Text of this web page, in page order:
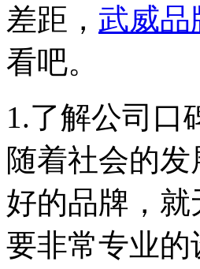
差距， 武威品
看吧。
1.了解公司口
随着社会的
好的品牌，
要非常专业